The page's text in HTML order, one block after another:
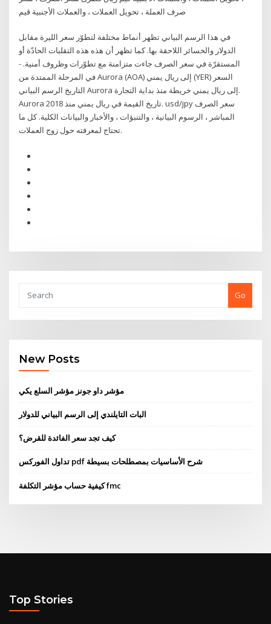
صرف العملة ، تحويل العملات ، والعملات الأجنبية قيم
في هذا الرسم البياني تظهر أنماط مختلفة لتطوّر سعر الليرة مقابل
الدولار والخسائر اللاحقة بها. كما تظهر أن هذه هذه التقلبات الحادّة أو
المستقرّة في سعر الصرف جاءت متزامنة مع تطوّرات وظروف أمنية. -
في المرحلة الممتدة من Aurora (AOA) إلى ريال يمني (YER) السعر
التاريخ الرسم البياني Aurora إلى ريال يمني خريطة منذ بداية التجارة.
Aurora تاريخ القيمة في ريال يمني منذ 2018. usd/jpy سعر الصرف
المباشر ، الرسوم البيانية ، والتنبؤات ، والأخبار والبيانات الكلية. كل ما
تحتاج لمعرفته حول زوج العملات.
Go
New Posts
مؤشر داو جونز مؤشر السلع يكي
البات التايلندي إلى الرسم البياني للدولار
كيف تجد سعر الفائدة للقرض؟
تداول الفوركس pdf شرح الأساسيات بمصطلحات بسيطة
كيفية حساب مؤشر التكلفة fmc
Top Stories